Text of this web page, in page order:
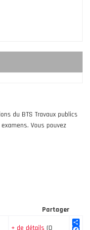
du BTS Travaux publics
Vous pouvez
Partager
+ de détails (0